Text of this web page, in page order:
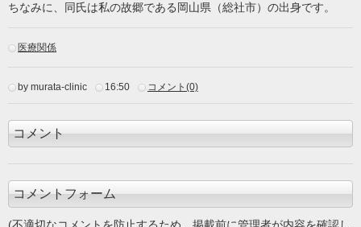
ちなみに、同氏は私の故郷である岡山県（総社市）の出身です。
医療関係
by murata-clinic 16:50 コメント(0)
コメント
コメントフォーム